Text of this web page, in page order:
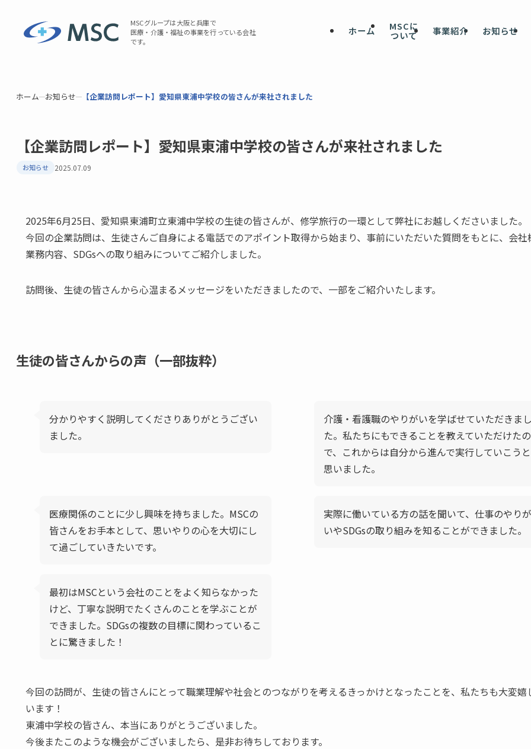
MSCグループは大阪と兵庫で
医療・介護・福祉の事業を行っている会社
です。
ホーム MSCに
ついて 事業紹介 お知らせ
ホーム お知らせ 【企業訪問レポート】愛知県東浦中学校の皆さんが来社されました
【企業訪問レポート】愛知県東浦中学校の皆さんが来社されました
お知らせ 2025.07.09
2025年6月25日、愛知県東浦町立東浦中学校の生徒の皆さんが、修学旅行の一環として弊社にお越しくださいました。
今回の企業訪問は、生徒さんご自身による電話でのアポイント取得から始まり、事前にいただいた質問をもとに、会社
業務内容、SDGsへの取り組みについてご紹介しました。
訪問後、生徒の皆さんから心温まるメッセージをいただきましたので、一部をご紹介いたします。
生徒の皆さんからの声（一部抜粋）
分かりやすく説明してくださりありがとうござい
ました。
介護・看護職のやりがいを学ばせていただきま
た。私たちにもできることを教えていただけたの
で、これからは自分から進んで実行していこうと
思いました。
医療関係のことに少し興味を持ちました。MSCの
皆さんをお手本として、思いやりの心を大切にし
て過ごしていきたいです。
実際に働いている方の話を聞いて、仕事のやりが
いやSDGsの取り組みを知ることができました。
最初はMSCという会社のことをよく知らなかった
けど、丁寧な説明でたくさんのことを学ぶことが
できました。SDGsの複数の目標に関わっているこ
とに驚きました！
今回の訪問が、生徒の皆さんにとって職業理解や社会とのつながりを考えるきっかけとなったことを、私たちも大変嬉
います！
東浦中学校の皆さん、本当にありがとうございました。
今後またこのような機会がございましたら、是非お待ちしております。